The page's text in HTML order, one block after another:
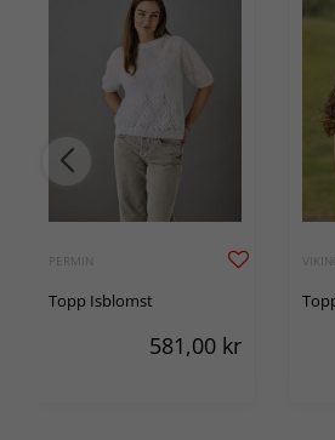
PERMIN
Topp Isblomst
581,00 kr